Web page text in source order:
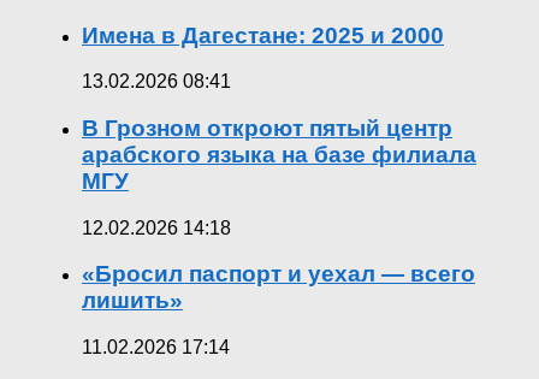
Имена в Дагестане: 2025 и 2000
13.02.2026 08:41
В Грозном откроют пятый центр
арабского языка на базе филиала
МГУ
12.02.2026 14:18
«Бросил паспорт и уехал — всего
лишить»
11.02.2026 17:14